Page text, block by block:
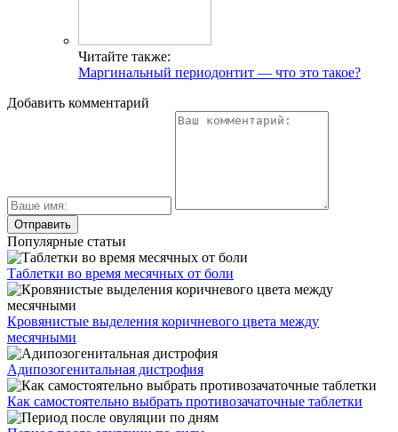
Читайте также:
Маргинальный периодонтит — что это такое?
Добавить комментарий
Популярные статьи
Таблетки во время месячных от боли
Кровянистые выделения коричневого цвета между
месячными
Адипозогенитальная дистрофия
Как самостоятельно выбрать противозачаточные таблетки